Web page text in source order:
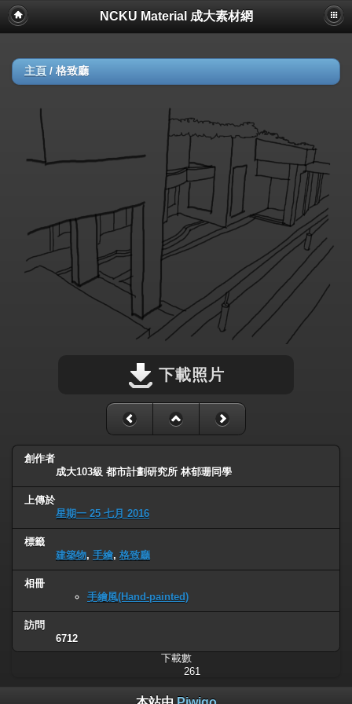
NCKU Material 成大素材網
主頁 / 格致廳
下載照片
創作者
成大103級 都市計劃研究所 林郁珊同學
上傳於
星期一 25 七月 2016
標籤
建築物, 手繪, 格致廳
相冊
手繪風(Hand-painted)
訪問
6712
下載數
261